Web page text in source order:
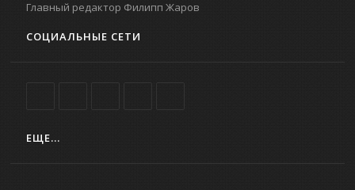
Главный редактор Филипп Жаров
СОЦИАЛЬНЫЕ СЕТИ
ЕЩЕ...